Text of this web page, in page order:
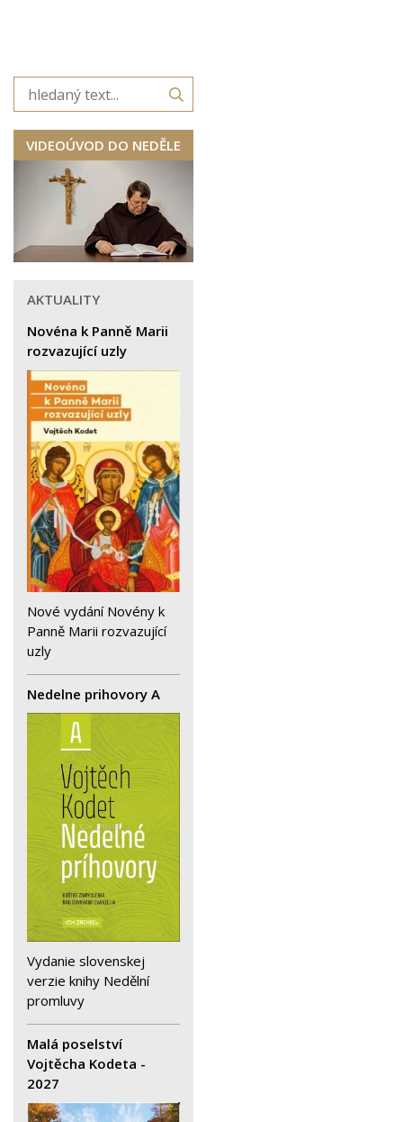
VIDEOÚVOD DO NEDĚLE
AKTUALITY
Novéna k Panně Marii
rozvazující uzly
Nové vydání Novény k
Panně Marii rozvazující
uzly
Nedelne prihovory A
Vydanie slovenskej
verzie knihy Nedělní
promluvy
Malá poselství
Vojtěcha Kodeta -
2027